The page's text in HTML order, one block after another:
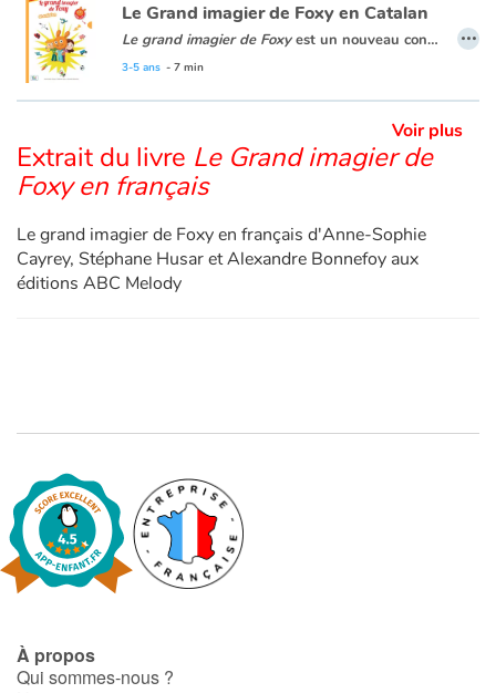
• A fun Look and Find game on each page!
Le Grand imagier de Foxy en Catalan
Le grand imagier de Foxyest un nouveau concept pour découvrir le catalan à partir de 4 ans avec Foxy, Tom et Nina. Composé de 15 doubles pages thématiques illustrées, cet imagier est innovant : la page de gauche présente le vocabulaire illustré, la page de droite contextualise les mots dans une mise en scène amusante. La version audio permet d’écouter les mots, les dialogues et les chansons. Un album complet et attrayant pour s’initier au vocabulaire basique du catalan dès le plus jeune âge.
3-5 ans - 7 min
…
Voir plus
Extrait du livre Le Grand imagier de
Foxy en français
Le grand imagier de Foxy en français d'Anne-Sophie
Cayrey, Stéphane Husar et Alexandre Bonnefoy aux
éditions ABC Melody
À propos
Qui sommes-nous ?